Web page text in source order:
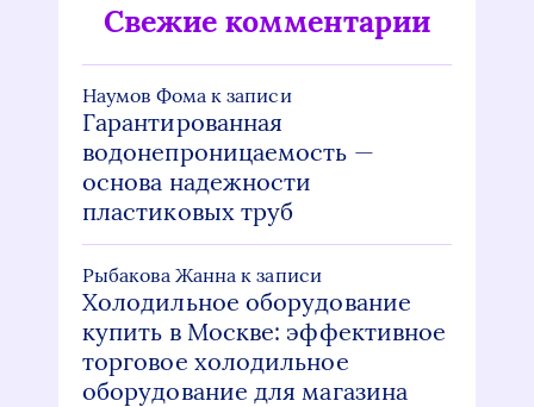
Свежие комментарии
Наумов Фома к записи
Гарантированная
водонепроницаемость —
основа надежности
пластиковых труб
Рыбакова Жанна к записи
Холодильное оборудование
купить в Москве: эффективное
торговое холодильное
оборудование для магазина